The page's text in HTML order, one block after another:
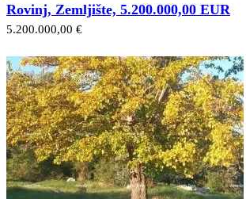
Rovinj, Zemljište, 5.200.000,00 EUR
5.200.000,00 €